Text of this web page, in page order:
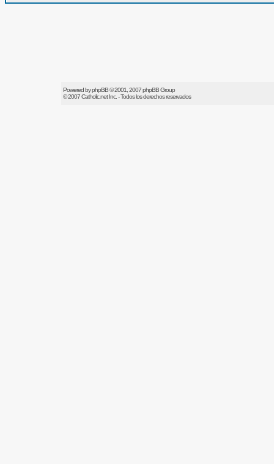
Powered byphpBB© 2001, 2007 phpBB Group
© 2007Catholic.netInc. - Todos los derechos reservados